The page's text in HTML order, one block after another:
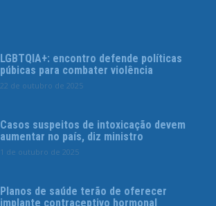
LGBTQIA+: encontro defende políticas
púbicas para combater violência
22 de outubro de 2025
Casos suspeitos de intoxicação devem
aumentar no país, diz ministro
1 de outubro de 2025
Planos de saúde terão de oferecer
implante contraceptivo hormonal